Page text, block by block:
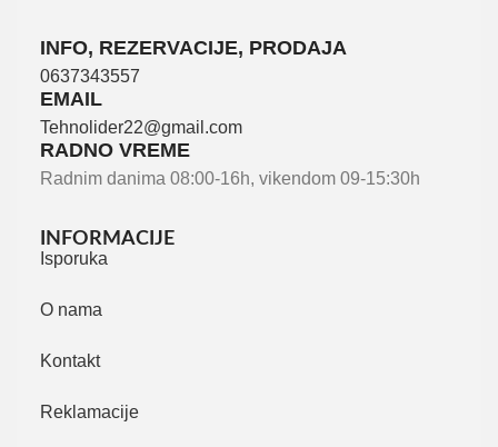
INFO, REZERVACIJE, PRODAJA
0637343557
EMAIL
Tehnolider22@gmail.com
RADNO VREME
Radnim danima 08:00-16h, vikendom 09-15:30h
INFORMACIJE
Isporuka
O nama
Kontakt
Reklamacije